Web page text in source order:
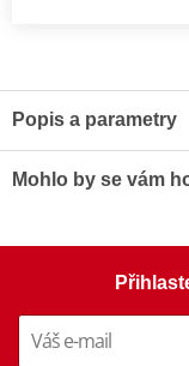
Popis a parametry
Mohlo by se vám